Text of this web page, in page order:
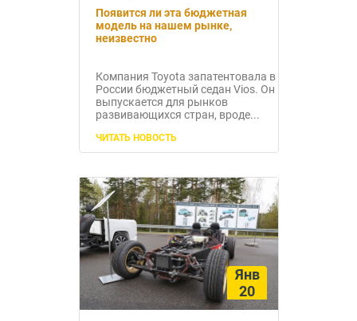
Появится ли эта бюджетная
модель на нашем рынке,
неизвестно
Компания Toyota запатентовала в
России бюджетный седан Vios. Он
выпускается для рынков
развивающихся стран, вроде...
ЧИТАТЬ НОВОСТЬ
Янв
20